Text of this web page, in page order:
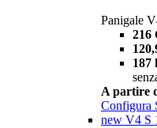
Panigale
216
187
A partire
Configura
new V4 S